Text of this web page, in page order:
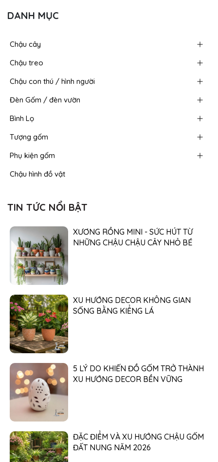
DANH MỤC
Chậu cây
Chậu treo
Chậu con thú / hình người
Đèn Gốm / đèn vườn
Bình Lọ
Tượng gốm
Phụ kiện gốm
Chậu hình đồ vật
TIN TỨC NỔI BẬT
XƯƠNG RỒNG MINI - SỨC HÚT TỪ
NHỮNG CHẬU CHẬU CÂY NHỎ BÉ
XU HƯỚNG DECOR KHÔNG GIAN
SỐNG BẰNG KIỂNG LÁ
5 LÝ DO KHIẾN ĐỒ GỐM TRỞ THÀNH
XU HƯỚNG DECOR BỀN VỮNG
ĐẶC ĐIỂM VÀ XU HƯỚNG CHẬU GỐM
ĐẤT NUNG NĂM 2026